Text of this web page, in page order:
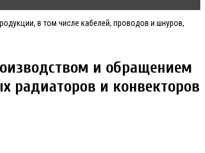
в том числе кабелей, проводов и шнуров,
и обращением
радиаторов и конвекторов